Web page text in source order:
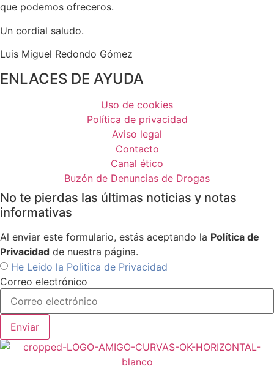
que podemos ofreceros.
Un cordial saludo.
Luis Miguel Redondo Gómez
ENLACES DE AYUDA
Uso de cookies
Política de privacidad
Aviso legal
Contacto
Canal ético
Buzón de Denuncias de Drogas
No te pierdas las últimas noticias y notas
informativas
Al enviar este formulario, estás aceptando la Política de
Privacidad de nuestra página.
He Leido la Politica de Privacidad
Correo electrónico
Enviar